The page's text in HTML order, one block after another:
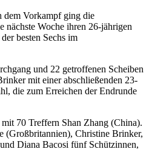
dem Vorkampf ging die
nächste Woche ihren 26-jährigen
besten Sechs im
und 22 getroffenen Scheiben
mit einer abschließenden 23-
die zum Erreichen der Endrunde
70 Treffern Shan Zhang (China).
(Großbritannien), Christine Brinker,
Diana Bacosi fünf Schützinnen,